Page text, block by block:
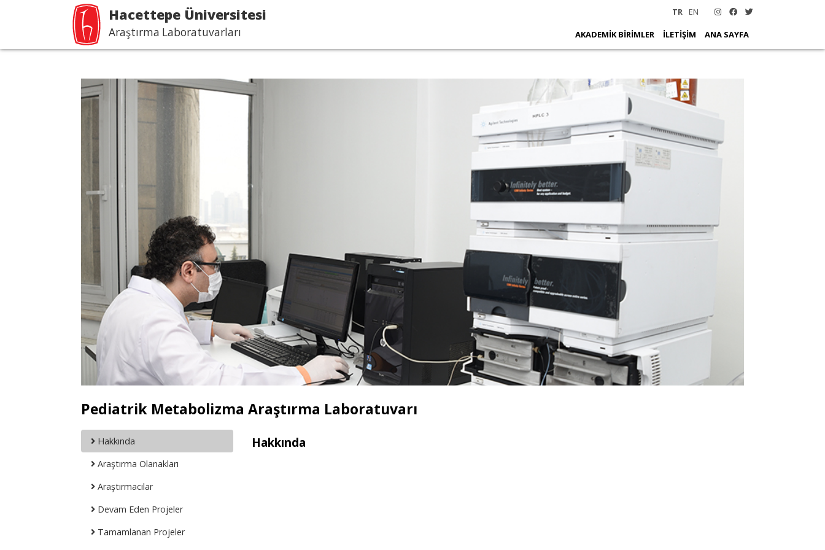
Hacettepe Üniversitesi
Araştırma Laboratuvarları
TR EN
AKADEMİK BİRİMLER İLETİŞİM ANA SAYFA
Pediatrik Metabolizma Araştırma Laboratuvarı
Hakkında
Araştırma Olanakları
Araştırmacılar
Devam Eden Projeler
Tamamlanan Projeler
Hakkında